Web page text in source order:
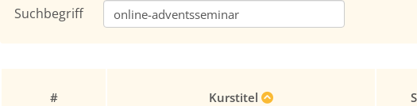
Suchbegriff
# Kurstitel